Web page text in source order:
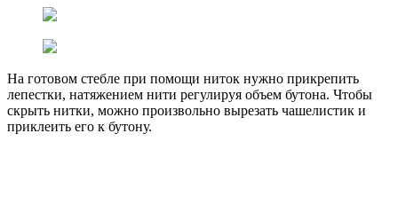
На готовом стебле при помощи ниток нужно прикрепить
лепестки, натяжением нити регулируя объем бутона. Чтобы
скрыть нитки, можно произвольно вырезать чашелистик и
приклеить его к бутону.